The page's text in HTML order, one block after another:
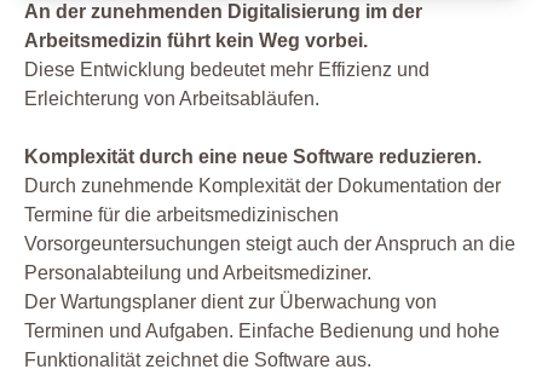
An der zunehmenden Digitalisierung im der
Arbeitsmedizin führt kein Weg vorbei.
Diese Entwicklung bedeutet mehr Effizienz und
Erleichterung von Arbeitsabläufen.
Komplexität durch eine neue Software reduzieren.
Durch zunehmende Komplexität der Dokumentation der
Termine für die arbeitsmedizinischen
Vorsorgeuntersuchungen steigt auch der Anspruch an die
Personalabteilung und Arbeitsmediziner.
Der Wartungsplaner dient zur Überwachung von
Terminen und Aufgaben. Einfache Bedienung und hohe
Funktionalität zeichnet die Software aus.